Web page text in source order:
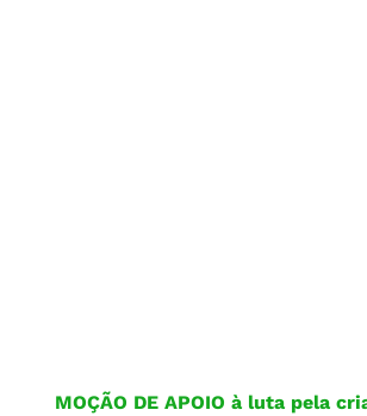
MOÇÃO DE APOIO à luta pela